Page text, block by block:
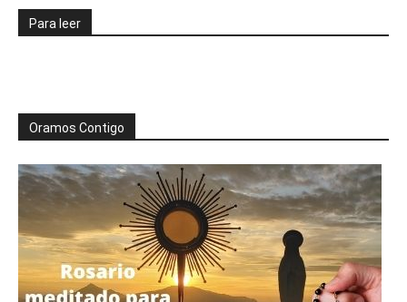
Para leer
Oramos Contigo